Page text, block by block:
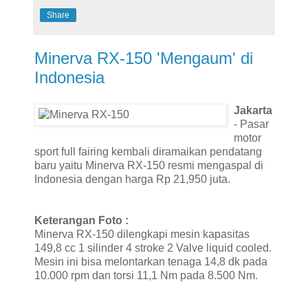
Share
Minerva RX-150 'Mengaum' di
Indonesia
Jakarta
- Pasar
motor
sport full fairing kembali diramaikan pendatang
baru yaitu Minerva RX-150 resmi mengaspal di
Indonesia dengan harga Rp 21,950 juta.
Keterangan Foto :
Minerva RX-150 dilengkapi mesin kapasitas
149,8 cc 1 silinder 4 stroke 2 Valve liquid cooled.
Mesin ini bisa melontarkan tenaga 14,8 dk pada
10.000 rpm dan torsi 11,1 Nm pada 8.500 Nm.